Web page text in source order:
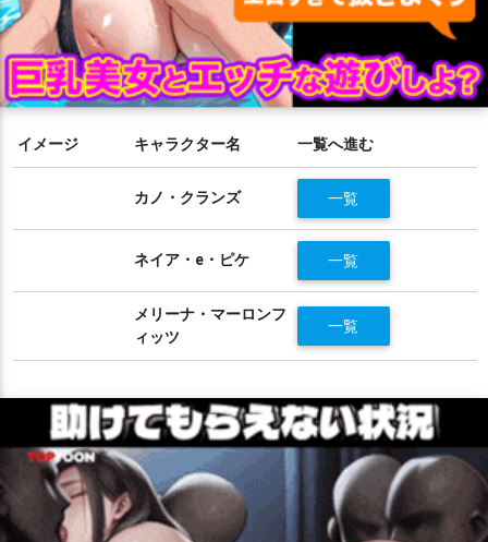
イメージ キャラクター名 一覧へ進む
カノ・クランズ 一覧
ネイア・e・ピケ 一覧
メリーナ・マーロンフ
ィッツ
一覧